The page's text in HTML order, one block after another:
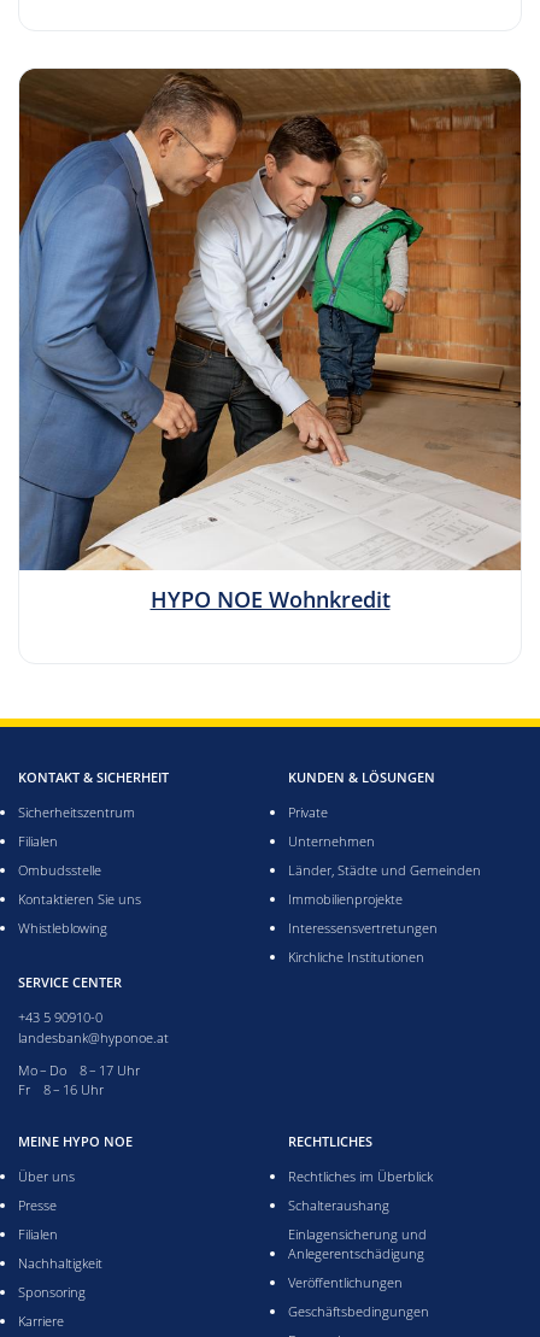
HYPO NOE Wohnkredit
KONTAKT & SICHERHEIT
Sicherheitszentrum
Filialen
Ombudsstelle
Kontaktieren Sie uns
Whistleblowing
SERVICE CENTER
+43 5 90910-0
landesbank@hyponoe.at
Montag bis Donnerstag acht bis 17 Uhr
Mo – Do 8 – 17 Uhr
Freitag acht bis 16 Uhr
Fr 8 – 16 Uhr
KUNDEN & LÖSUNGEN
Private
Unternehmen
Länder, Städte und Gemeinden
Immobilienprojekte
Interessensvertretungen
Kirchliche Institutionen
MEINE HYPO NOE
Über uns
Presse
Filialen
Nachhaltigkeit
Sponsoring
Karriere
RECHTLICHES
Rechtliches im Überblick
Schalteraushang
Einlagensicherung und
Anlegerentschädigung
Veröffentlichungen
Geschäftsbedingungen